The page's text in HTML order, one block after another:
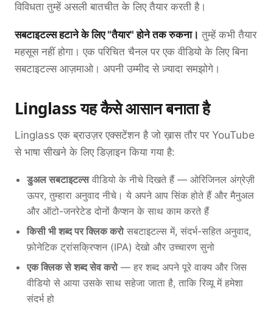
विविधता तुम्हें असली बातचीत के लिए तैयार करती है।
सबटाइटल्स हटाने के लिए "तैयार" होने तक रुकना। तुम्हें कभी तैयार
महसूस नहीं होगा। एक परिचित चैनल पर एक वीडियो के लिए बिना
सबटाइटल्स आज़माओ। अपनी उम्मीद से ज़्यादा समझोगे।
Linglass यह कैसे आसान बनाता है
Linglass एक ब्राउज़र एक्सटेंशन है जो ख़ास तौर पर YouTube
से भाषा सीखने के लिए डिज़ाइन किया गया है:
डुअल सबटाइटल्सवीडियो के नीचे दिखते हैं — ओरिजिनल अंग्रेज़ी
ऊपर, तुम्हारा अनुवाद नीचे। ये अपने आप सिंक होते हैं और मैनुअल
और ऑटो-जनरेटेड दोनों कैप्शन के साथ काम करते हैं
किसी भी शब्द पर क्लिक करोसबटाइटल्स में, संदर्भ-सहित अनुवाद,
फ़ोनेटिक ट्रांसक्रिप्शन (IPA) देखो और उच्चारण सुनो
एक क्लिक से शब्द सेव करो— हर शब्द अपने पूरे वाक्य और जिस
वीडियो से आया उसके साथ सहेजा जाता है, ताकि रिव्यू में हमेशा
संदर्भ हो